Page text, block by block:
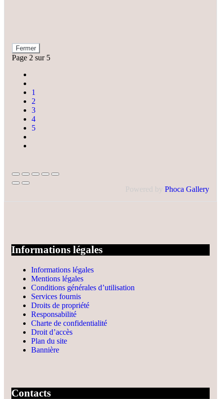
Fermer
Page 2 sur 5
1
2
3
4
5
Powered by Phoca Gallery
Informations légales
Informations légales
Mentions légales
Conditions générales d’utilisation
Services fournis
Droits de propriété
Responsabilité
Charte de confidentialité
Droit d’accès
Plan du site
Bannière
Contacts